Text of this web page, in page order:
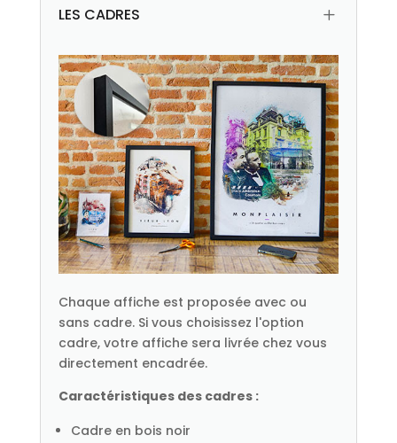
LES CADRES L
Chaque affiche est proposée avec ou
sans cadre. Si vous choisissez l'option
cadre, votre affiche sera livrée chez vous
directement encadrée.
Caractéristiques des cadres :
Cadre en bois noir